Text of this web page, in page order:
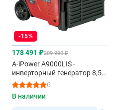
-15%
178 491 ₽209 990 ₽
A-iPower A9000LIS -
инверторный генератор 8,5
квт
6
В наличии